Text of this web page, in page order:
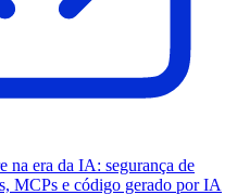
na era da IA: segurança de
MCPs e código gerado por IA